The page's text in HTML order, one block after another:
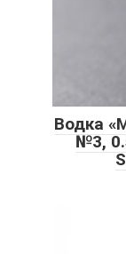
Водка
№3,